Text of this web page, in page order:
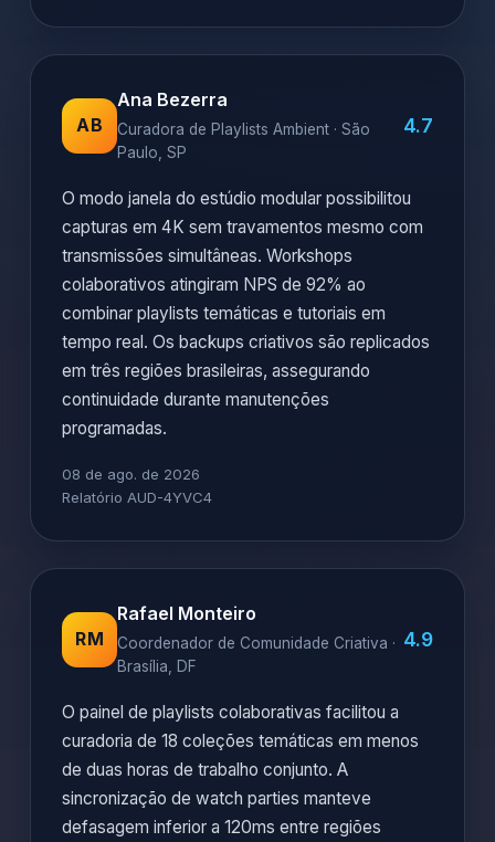
AB
Ana Bezerra
Curadora de Playlists Ambient · São
Paulo, SP
4.7
O modo janela do estúdio modular possibilitou
capturas em 4K sem travamentos mesmo com
transmissões simultâneas. Workshops
colaborativos atingiram NPS de 92% ao
combinar playlists temáticas e tutoriais em
tempo real. Os backups criativos são replicados
em três regiões brasileiras, assegurando
continuidade durante manutenções
programadas.
08 de ago. de 2026
Relatório AUD-4YVC4
RM
Rafael Monteiro
Coordenador de Comunidade Criativa ·
Brasília, DF
4.9
O painel de playlists colaborativas facilitou a
curadoria de 18 coleções temáticas em menos
de duas horas de trabalho conjunto. A
sincronização de watch parties manteve
defasagem inferior a 120ms entre regiões